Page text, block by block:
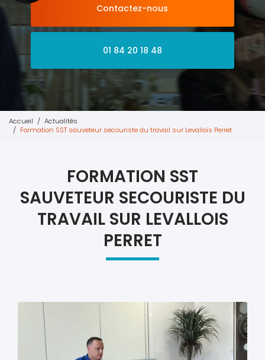
Contactez-nous
01 84 20 18 48
Voir le certificat
Accueil
Actualités
Formation SST sauveteur secouriste du travail sur Levallois Perret
FORMATION SST
SAUVETEUR SECOURISTE DU
TRAVAIL SUR LEVALLOIS
PERRET